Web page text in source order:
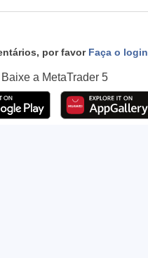
por favor Faça o login
Baixe a MetaTrader 5